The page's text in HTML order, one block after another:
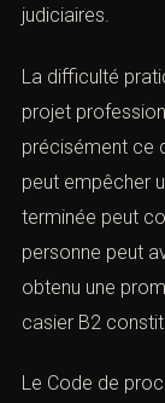
le B3, mais
La difficulté
un projet
toujours
ancienne peut
paraît terminée
personne peut
formation,
administratif.